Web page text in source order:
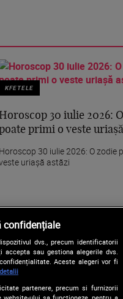
KFETELE
30 iulie 2026:
primi o veste
Horoscop 30 iulie 2026: O zodie
uriașă astăzi
confidențiale
dvs., precum identificatorii
sau gestiona alegerile dvs.
Aceste alegeri vor fi
partenere, precum si furnizorii